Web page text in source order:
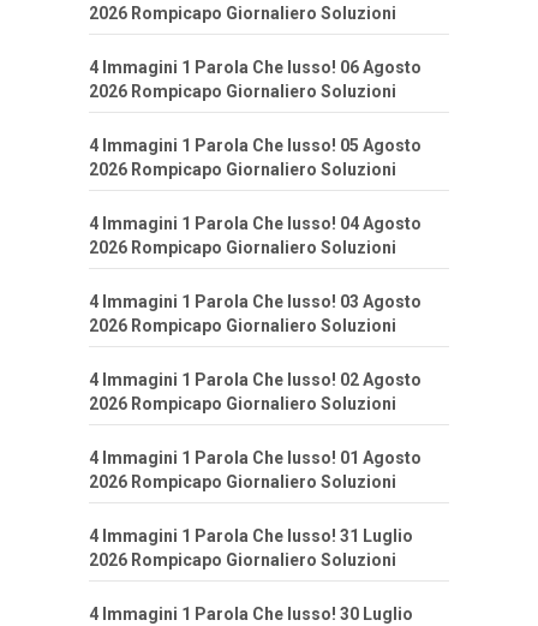
2026 Rompicapo Giornaliero Soluzioni
4 Immagini 1 Parola Che lusso! 06 Agosto
2026 Rompicapo Giornaliero Soluzioni
4 Immagini 1 Parola Che lusso! 05 Agosto
2026 Rompicapo Giornaliero Soluzioni
4 Immagini 1 Parola Che lusso! 04 Agosto
2026 Rompicapo Giornaliero Soluzioni
4 Immagini 1 Parola Che lusso! 03 Agosto
2026 Rompicapo Giornaliero Soluzioni
4 Immagini 1 Parola Che lusso! 02 Agosto
2026 Rompicapo Giornaliero Soluzioni
4 Immagini 1 Parola Che lusso! 01 Agosto
2026 Rompicapo Giornaliero Soluzioni
4 Immagini 1 Parola Che lusso! 31 Luglio
2026 Rompicapo Giornaliero Soluzioni
4 Immagini 1 Parola Che lusso! 30 Luglio